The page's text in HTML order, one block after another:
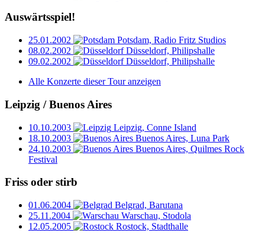
Auswärtsspiel!
25.01.2002
Potsdam, Radio Fritz Studios
08.02.2002
Düsseldorf, Philipshalle
09.02.2002
Düsseldorf, Philipshalle
Alle Konzerte dieser Tour anzeigen
Leipzig / Buenos Aires
10.10.2003
Leipzig, Conne Island
18.10.2003
Buenos Aires, Luna Park
24.10.2003
Buenos Aires, Quilmes Rock
Festival
Friss oder stirb
01.06.2004
Belgrad, Barutana
25.11.2004
Warschau, Stodola
12.05.2005
Rostock, Stadthalle